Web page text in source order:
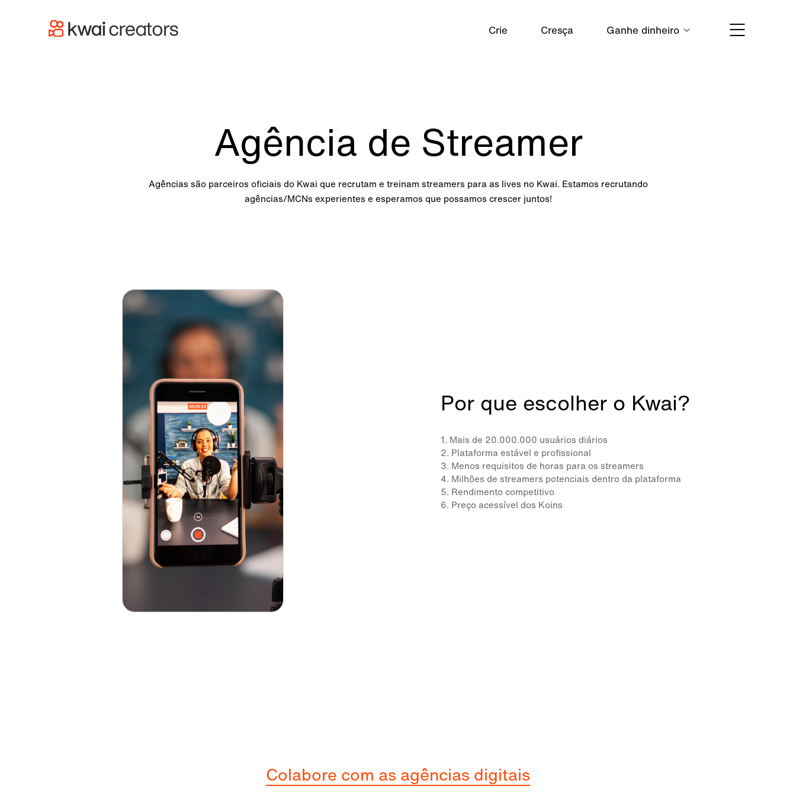
Crie Cresça Ganhe dinheiro
Agência de Streamer
Agências são parceiros oficiais do Kwai que recrutam e treinam streamers para as lives no Kwai. Estamos recrutando
agências/MCNs experientes e esperamos que possamos crescer juntos!
Por que escolher o Kwai?
1. Mais de 20.000.000 usuários diários
2. Plataforma estável e profissional
3. Menos requisitos de horas para os streamers
4. Milhões de streamers potenciais dentro da plataforma
5. Rendimento competitivo
6. Preço acessível dos Koins
Colabore com as agências digitais